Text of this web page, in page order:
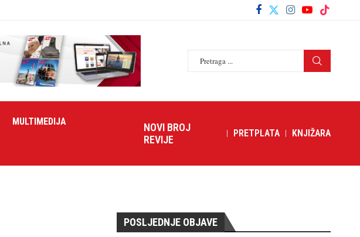
MULTIMEDIJA
NOVI BROJ
REVIJE
PRETPLATA KNJIŽARA
POSLJEDNJE OBJAVE